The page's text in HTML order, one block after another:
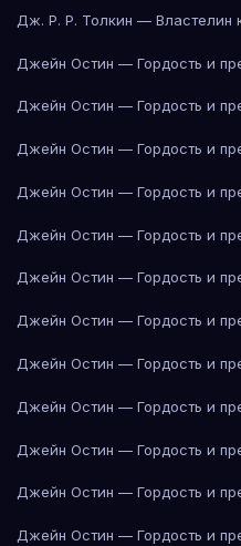
Дж. Р. Р. Толкин — Властелин
Джейн Остин — Гордость и
Джейн Остин — Гордость и
Джейн Остин — Гордость и
Джейн Остин — Гордость и
Джейн Остин — Гордость и
Джейн Остин — Гордость и
Джейн Остин — Гордость и
Джейн Остин — Гордость и
Джейн Остин — Гордость и
Джейн Остин — Гордость и
Джейн Остин — Гордость и
Джейн Остин — Гордость и